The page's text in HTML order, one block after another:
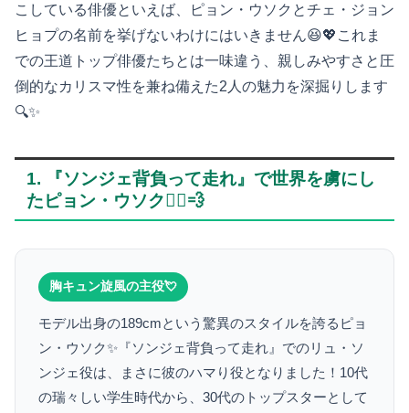
こしている俳優といえば、ピョン・ウソクとチェ・ジョン
ヒョプの名前を挙げないわけにはいきません😆💖これま
での王道トップ俳優たちとは一味違う、親しみやすさと圧
倒的なカリスマ性を兼ね備えた2人の魅力を深掘りします
🔍✨
1. 『ソンジェ背負って走れ』で世界を虜にし
たピョン・ウソク🏃‍♂️💨
胸キュン旋風の主役💘
モデル出身の189cmという驚異のスタイルを誇るピョ
ン・ウソク✨『ソンジェ背負って走れ』でのリュ・ソ
ンジェ役は、まさに彼のハマり役となりました！10代
の瑞々しい学生時代から、30代のトップスターとして